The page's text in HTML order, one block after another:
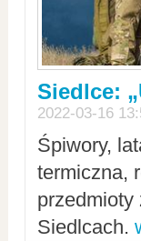
Siedlce:
2022-03-16
Śpiwory,
termiczna,
przedmioty
Siedlcach.